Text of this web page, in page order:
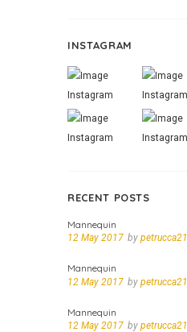
INSTAGRAM
RECENT POSTS
Mannequin
12 May 2017 by petrucca21
Mannequin
12 May 2017 by petrucca21
Mannequin
12 May 2017 by petrucca21